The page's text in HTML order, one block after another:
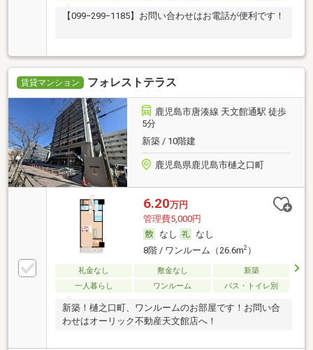
【099−299−1185】お問い合わせはお電話が便利です！
賃貸マンション フォレストテラス
鹿児島市唐湊線 天文館通駅 徒歩
5分
新築 / 10階建
鹿児島県鹿児島市樋之口町
6.20万円
管理費5,000円
なし
なし
8階 / ワンルーム（26.6m2）
礼金なし 敷金なし
新築
一人暮らし
ワンルーム バス・トイレ別
新築！樋之口町、ワンルームのお部屋です！お問い合
わせはオーリック不動産天文館店へ！